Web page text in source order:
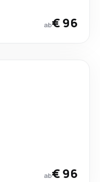
ab€ 96
ab€ 96